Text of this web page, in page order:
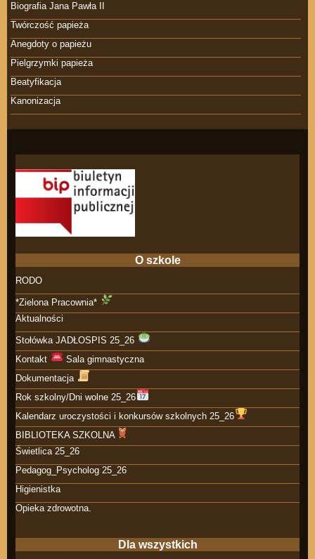
Biografia Jana Pawła II
Twórczość papieża
Anegdoty o papieżu
Pielgrzymki papieża
Beatyfikacja
Kanonizacja
O szkole
RODO
*Zielona Pracownia*
Aktualności
Stołówka JADŁOSPIS 25_26
Kontakt
Sala gimnastyczna
Dokumentacja
Rok szkolny/Dni wolne 25_26
Kalendarz uroczystości i konkursów szkolnych 25_26
BIBLIOTEKA SZKOLNA
Świetlica 25_26
Pedagog_Psycholog 25_26
Higienistka
Opieka zdrowotna.
Dla wszystkich